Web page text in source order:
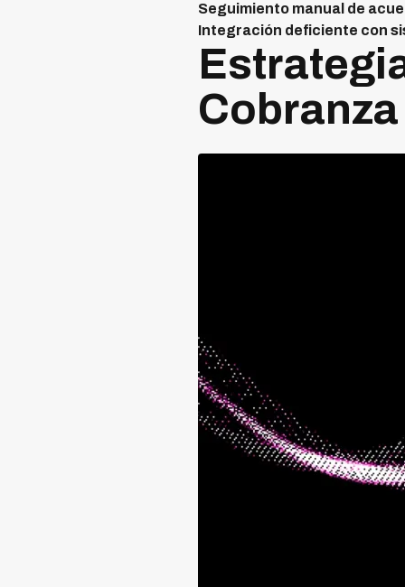
Seguimiento manual de
Integración deficiente con
Cobranza